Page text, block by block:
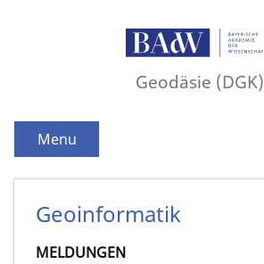
Geodäsie (DGK)
Menu
Geoinformatik
MELDUNGEN